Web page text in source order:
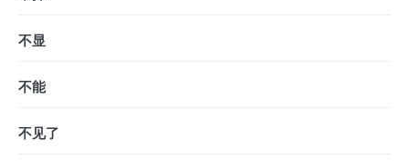
不显
不能
不见了